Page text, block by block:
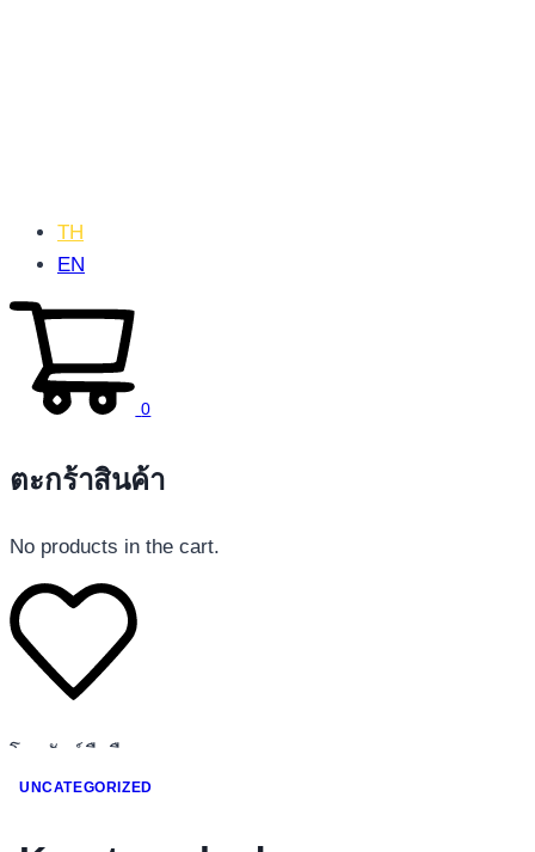
โทรศัพท์มือถือ
โทรศัพท์มือถือ
TH
EN
0
ตะกร้าสินค้า
No products in the cart.
UNCATEGORIZED